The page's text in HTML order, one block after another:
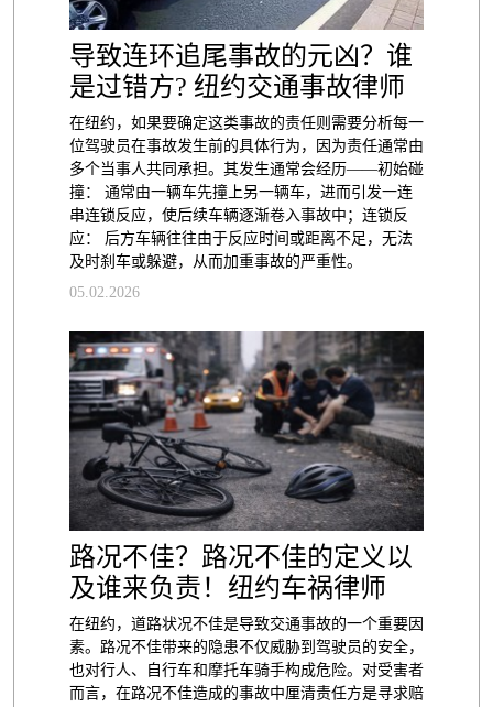
导致连环追尾事故的元凶？谁
是过错方? 纽约交通事故律师
在纽约，如果要确定这类事故的责任则需要分析每一
位驾驶员在事故发生前的具体行为，因为责任通常由
多个当事人共同承担。其发生通常会经历——初始碰
撞： 通常由一辆车先撞上另一辆车，进而引发一连
串连锁反应，使后续车辆逐渐卷入事故中；连锁反
应： 后方车辆往往由于反应时间或距离不足，无法
及时刹车或躲避，从而加重事故的严重性。
05.02.2026
路况不佳？路况不佳的定义以
及谁来负责！纽约车祸律师
在纽约，道路状况不佳是导致交通事故的一个重要因
素。路况不佳带来的隐患不仅威胁到驾驶员的安全，
也对行人、自行车和摩托车骑手构成危险。对受害者
而言，在路况不佳造成的事故中厘清责任方是寻求赔